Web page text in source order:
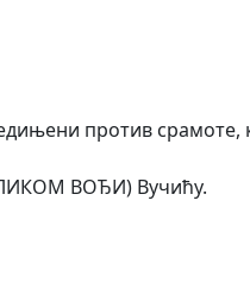
против
ВОЂИ) Вучићу.